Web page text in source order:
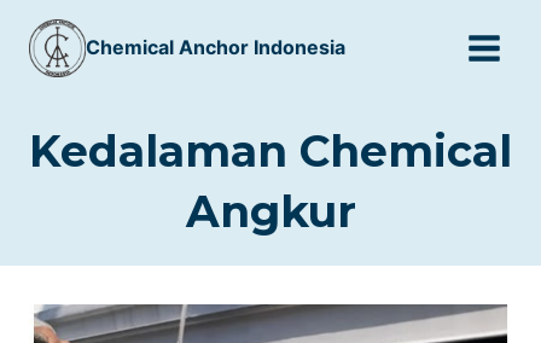
content
Chemical Anchor Indonesia
Kedalaman Chemical
Angkur